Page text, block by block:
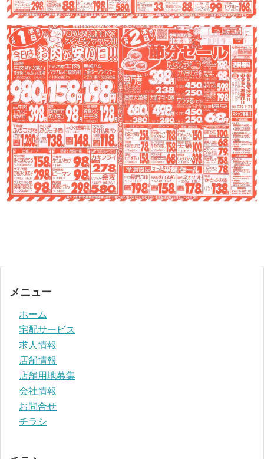
メニュー
ホーム
宅配サービス
求人情報
店舗情報
店舗用地募集
会社情報
お問合せ
チラシ